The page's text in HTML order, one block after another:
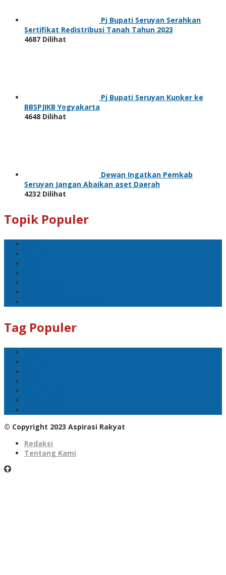
Pj Bupati Seruyan Serahkan
Sertifikat Redistribusi Tanah Tahun 2023
4687 Dilihat
Pj Bupati Seruyan Kunker ke
BBSPJIKB Yogyakarta
4648 Dilihat
Dewan Ingatkan Pemkab
Seruyan Jangan Abaikan aset Daerah
4232 Dilihat
Topik Populer
Tag Populer
© Copyright 2023 Aspirasi Rakyat
Redaksi
Tentang Kami